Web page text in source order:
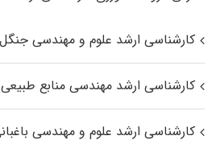
کارشناسی ارشد علوم و مهندسی جنگل
کارشناسی ارشد مهندسی منابع طبیعی
کارشناسی ارشد علوم و مهندسی